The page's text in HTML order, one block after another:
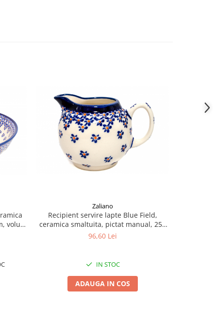
volum
Zaliano
Recipient servire lapte Blue Field,
ceramica smaltuita, pictat manual, 250
ml
96,60 Lei
IN STOC
ADAUGA IN COS